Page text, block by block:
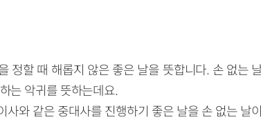
정할 때 해롭지 않은 좋은 날을 뜻합니다. 손 없는
는 악귀를 뜻하는데요.
사와 같은 중대사를 진행하기 좋은 날을 손 없는 날